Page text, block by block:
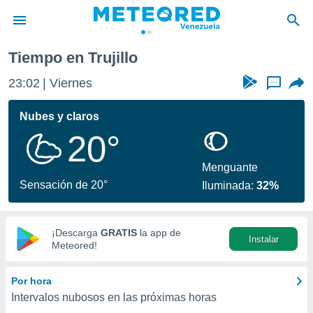
de
ha
calidad.
a este
las
y
digital
basada
Tiempo en Trujillo
23:02 Viernes ...
Nubes y claros
20°
Sensación de 20°
Menguante
Iluminada:32%
¡Descarga GRATIS la app de
Meteored!
Instalar
Por hora
Intervalos nubosos en las próximas horas